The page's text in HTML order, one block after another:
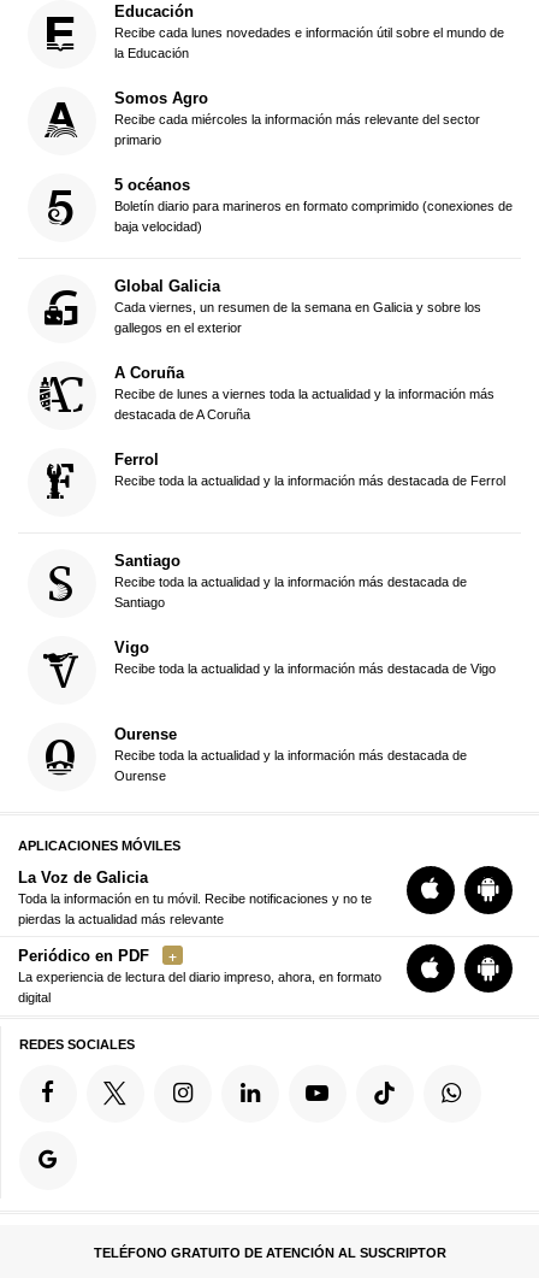
Educación
Recibe cada lunes novedades e información útil sobre el mundo de
la Educación
Somos Agro
Recibe cada miércoles la información más relevante del sector
primario
5 océanos
Boletín diario para marineros en formato comprimido (conexiones de
baja velocidad)
Global Galicia
Cada viernes, un resumen de la semana en Galicia y sobre los
gallegos en el exterior
A Coruña
Recibe de lunes a viernes toda la actualidad y la información más
destacada de A Coruña
Ferrol
Recibe toda la actualidad y la información más destacada de Ferrol
Santiago
Recibe toda la actualidad y la información más destacada de
Santiago
Vigo
Recibe toda la actualidad y la información más destacada de Vigo
Ourense
Recibe toda la actualidad y la información más destacada de
Ourense
APLICACIONES MÓVILES
La Voz de Galicia
Toda la información en tu móvil. Recibe notificaciones y no te
pierdas la actualidad más relevante
Periódico en PDF
La experiencia de lectura del diario impreso, ahora, en formato
digital
REDES SOCIALES
TELÉFONO GRATUITO DE ATENCIÓN AL SUSCRIPTOR